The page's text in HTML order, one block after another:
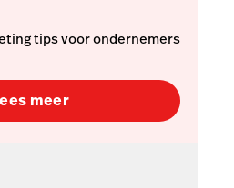
tips voor ondernemers
meer